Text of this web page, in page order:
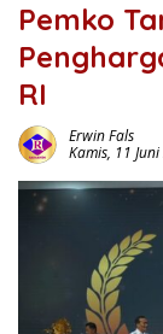
Pemko
RI
Erwin Fals
Kamis, 11